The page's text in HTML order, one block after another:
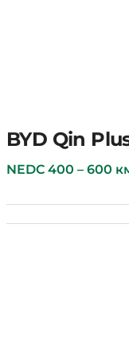
BYD Qin
NEDC 400 – 600 км